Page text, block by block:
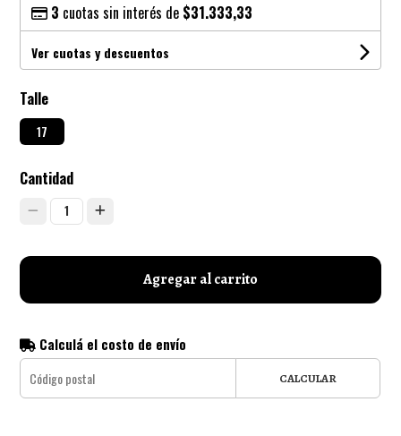
3 cuotas sin interés de $31.333,33
Ver cuotas y descuentos
Talle
17
Cantidad
1
Agregar al carrito
Calculá el costo de envío
CALCULAR